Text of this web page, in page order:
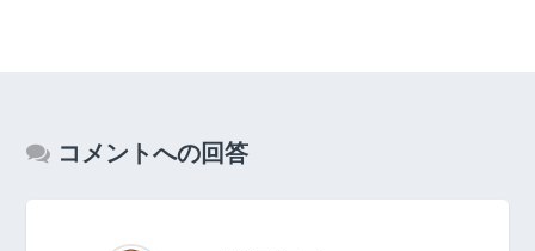
コメントへの回答